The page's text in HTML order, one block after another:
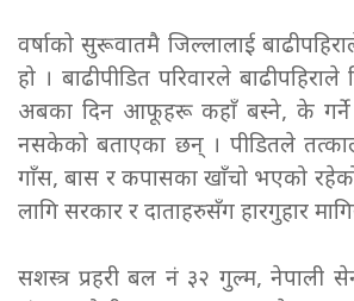
वर्षाको सुरूवातमै जिल्लालाई
हो । बाढीपीडित परिवारले
अबका दिन आफूहरू कहाँ बस्ने, के गर्ने
नसकेको बताएका छन् । पीडितले
गाँस, बास र कपासका खाँचो भएको
लागि सरकार र दाताहरुसँग हारगुहार
सशस्त्र प्रहरी बल नं ३२ गुल्म, नेपाली